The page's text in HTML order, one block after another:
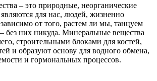
– это природные, неорганические
для нас, людей, жизненно
от того, растем ли мы, танцуем
без них никуда. Минеральные вещества
строительными блоками для костей,
и образуют основу для водного обмена,
и гормональных процессов.